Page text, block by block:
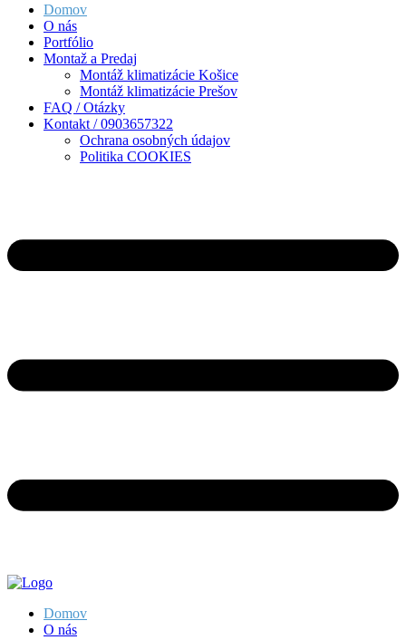
Domov
O nás
Portfólio
Montaž a Predaj
Montáž klimatizácie Košice
Montáž klimatizácie Prešov
FAQ / Otázky
Kontakt / 0903657322
Ochrana osobných údajov
Politika COOKIES
Domov
O nás